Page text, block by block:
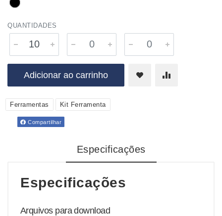
QUANTIDADES
Adicionar ao carrinho
Ferramentas Kit Ferramenta
Compartilhar
Especificações
Especificações
Arquivos para download